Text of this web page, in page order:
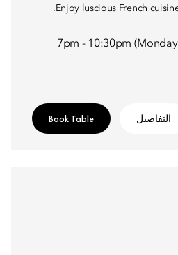
Enjoy luscious French
7pm - 10:30pm
التفاصيل Book Table